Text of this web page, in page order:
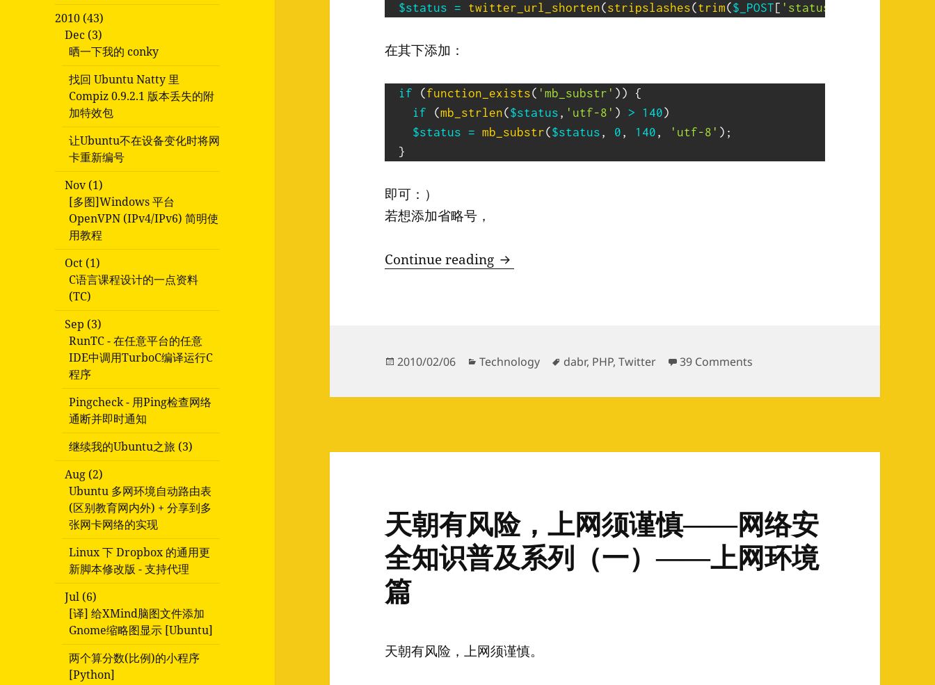
2010 (43)
Dec (3)
晒一下我的 conky
找回 Ubuntu Natty 里
Compiz 0.9.2.1 版本丢失的附
加特效包
让Ubuntu不在设备变化时将网
卡重新编号
Nov (1)
[多图]Windows 平台
OpenVPN (IPv4/IPv6) 简明使
用教程
Oct (1)
C语言课程设计的一点资料
(TC)
Sep (3)
RunTC - 在任意平台的任意
IDE中调用TurboC编译运行C
程序
Pingcheck - 用Ping检查网络
通断并即时通知
继续我的Ubuntu之旅 (3)
Aug (2)
Ubuntu 多网环境自动路由表
(区别教育网内外) + 分享到多
张网卡网络的实现
Linux 下 Dropbox 的通用更
新脚本修改版 - 支持代理
Jul (6)
[译] 给XMind脑图文件添加
Gnome缩略图显示 [Ubuntu]
两个算分数(比例)的小程序
[Python]
$status = twitter_url_shorten(stripslashes(trim($_POST [ 'status'
在其下添加：
if (function_exists( 'mb_substr' ) )
{
if
(mb_strlen($status , 'utf-8' ) > 140)
$status = mb_substr($status , 0 , 140 , 'utf-8' ) ;
}
即可：）
若想添加省略号，
Continue reading 给dabr添加140字自动截断功能
Posted
2010/02/06 Categories
Technology Tags
dabr, PHP,Twitter 39 Comments
天朝有风险，上网须谨慎——网络安
全知识普及系列（一）——上网环境
篇
天朝有风险，上网须谨慎。